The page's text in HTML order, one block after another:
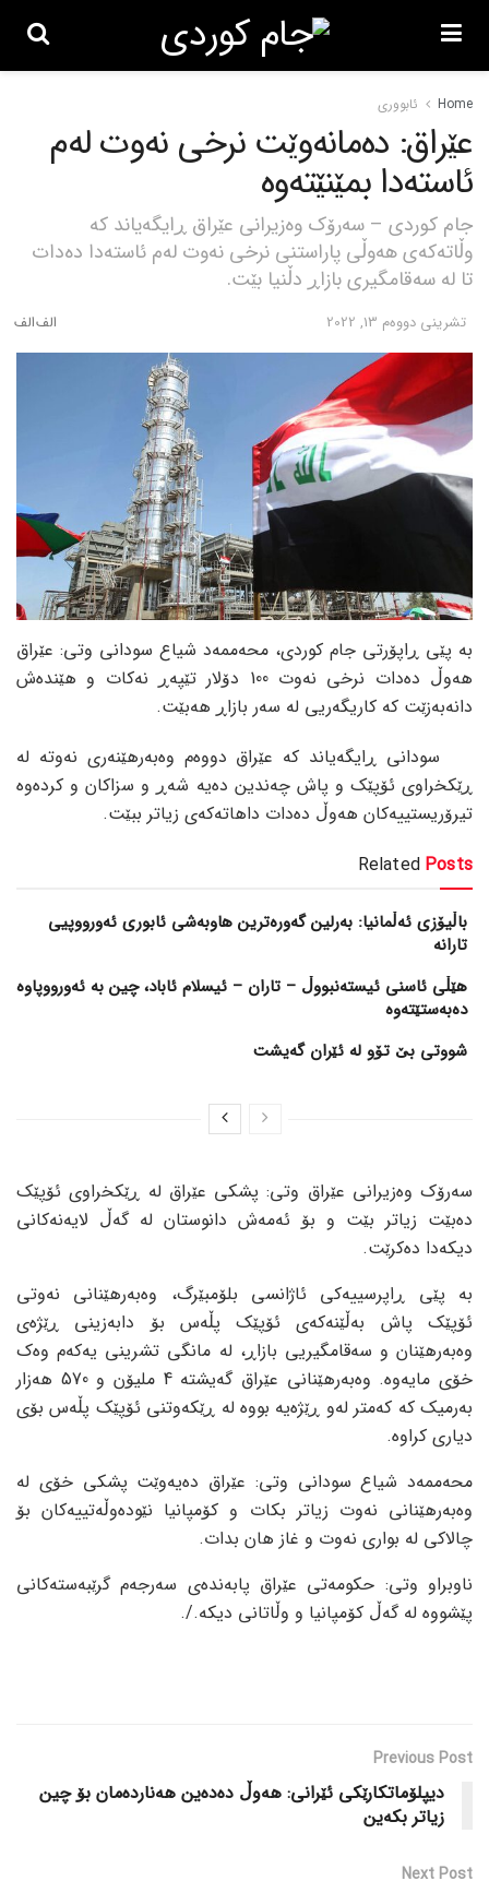
Home ئابووری
عێراق: دەمانەوێت نرخی نەوت لەم
ئاستەدا بمێنێتەوە
جام کوردی – سەرۆک وەزیرانی عێراق ڕایگەیاند کە
وڵاتەکەی هەوڵی پاراستنی نرخی نەوت لەم ئاستەدا دەدات
تا لە سەقامگیری بازاڕ دڵنیا بێت.
تشرینی دووه‌م 13, 2022
بە پێی ڕاپۆرتی جام کوردی، محەممەد شیاع سودانی وتی: عێراق
هەوڵ دەدات نرخی نەوت 100 دۆلار تێپەڕ نەکات و هێندەش
دانەبەزێت کە کاریگەریی لە سەر بازاڕ هەبێت.
سودانی ڕایگەیاند کە عێراق دووەم وەبەرهێنەری نەوتە لە
ڕێکخراوی ئۆپێک و پاش چەندین دەیە شەڕ و سزاکان و کردەوە
تیرۆریستییەکان هەوڵ دەدات داهاتەکەی زیاتر ببێت.
Related Posts
باڵیۆزی ئەڵمانیا: بەرلین گەورەترین هاوبەشی ئابوری ئەورووپیی
تارانە
هێڵی ئاسنی ئیستەنبووڵ – تاران – ئیسلام ئاباد، چین بە ئەورووپاوە
دەبەستێتەوە
شووتی بێ تۆو لە ئێران گەیشت
سەرۆک وەزیرانی عێراق وتی: پشکی عێراق لە ڕێکخراوی ئۆپێک
دەبێت زیاتر بێت و بۆ ئەمەش دانوستان لە گەڵ لایەنەکانی
دیکەدا دەکرێت.
بە پێی ڕاپرسییەکی ئاژانسی بلۆمبێرگ، وەبەرهێنانی نەوتی
ئۆپێک پاش بەڵێنەکەی ئۆپێک پڵەس بۆ دابەزینی ڕێژەی
وەبەرهێنان و سەقامگیریی بازاڕ، لە مانگی تشرینی یەکەم وەک
خۆی مایەوە. وەبەرهێنانی عێراق گەیشتە 4 ملیۆن و 570 هەزار
بەرمیک کە کەمتر لەو ڕێژەیە بووە لە ڕێکەوتنی ئۆپێک پڵەس بۆی
دیاری کراوە.
محەممەد شیاع سودانی وتی: عێراق دەیەوێت پشکی خۆی لە
وەبەرهێنانی نەوت زیاتر بکات و کۆمپانیا نێودەوڵەتییەکان بۆ
چالاکی لە بواری نەوت و غاز هان بدات.
ناوبراو وتی: حکومەتی عێراق پابەندەی سەرجەم گرێبەستەکانی
پێشووە لە گەڵ کۆمپانیا و وڵاتانی دیکە./.
Previous Post
دیپلۆماتکارێکی ئێرانی: هەوڵ دەدەین هەناردەمان بۆ چین
زیاتر بکەین
Next Post